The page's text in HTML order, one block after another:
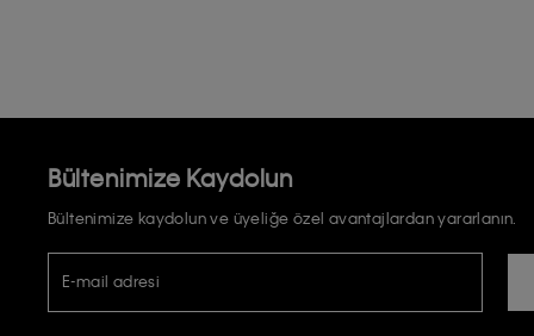
Bültenimize Kaydolun
Bültenimize kaydolun ve üyeliğe özel avantajlardan yararlanın.
E-mail adresi